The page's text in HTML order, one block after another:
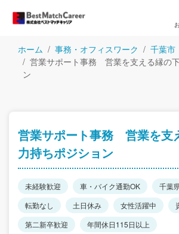
ホーム 事務・オフィスワーク
千葉市
営業サポート事務 営業を支える縁の
ン
営業サポート事務 営業を支
力持ちポジション
未経験歓迎 車・バイク通勤OK
千葉
転勤なし
土日休み 女性活躍中
第二新卒歓迎
年間休日115日以上